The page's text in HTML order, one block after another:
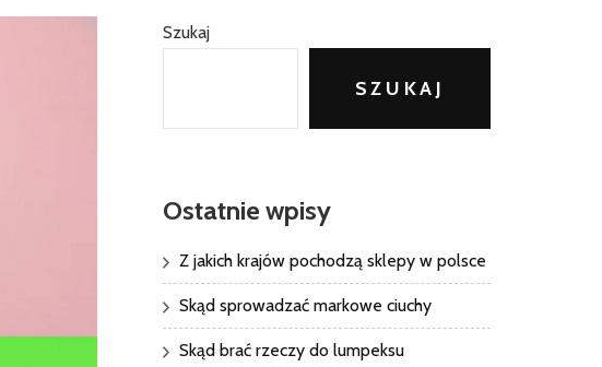
Szukaj
SZUKAJ
Ostatnie wpisy
Z jakich krajów pochodzą sklepy w polsce
Skąd sprowadzać markowe ciuchy
Skąd brać rzeczy do lumpeksu